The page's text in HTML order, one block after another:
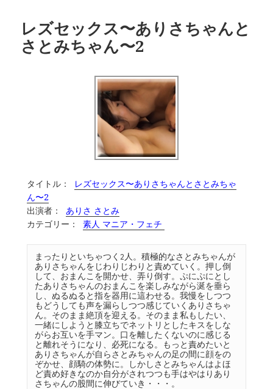
レズセックス〜ありさちゃんと
さとみちゃん〜2
タイトル： レズセックス〜ありさちゃんとさとみちゃ
ん〜2
出演者：ありさ さとみ
カテゴリー：素人 マニア・フェチ
まったりといちゃつく2人。積極的なさとみちゃんが
ありさちゃんをじわりじわりと責めていく。押し倒
して、おまんこを開かせ、弄り倒す。ぷにぷにとし
たありさちゃんのおまんこを楽しみながら涎を垂ら
し、ぬるぬると指を器用に這わせる。我慢をしつつ
もどうしても声を漏らしつつ感じていくありさちゃ
ん。そのまま絶頂を迎える。そのまま私もしたい、
一緒にしようと膝立ちでネットリとしたキスをしな
がらお互いを手マン。口を離したくないのに感じる
と離れそうになり、必死になる。もっと責めたいと
ありさちゃんが自らさとみちゃんの足の間に顔をの
ぞかせ、顔騎の体勢に。しかしさとみちゃんはよほ
ど責め好きなのか自分がされつつも手はやはりあり
さちゃんの股間に伸びていき・・・。